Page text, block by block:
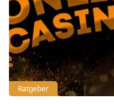
Ratgeber